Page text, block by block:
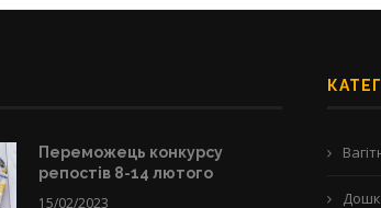
Переможець конкурсу
репостів 8-14 лютого
15/02/2023